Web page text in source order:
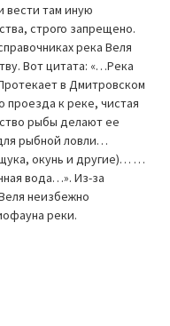
вести там иную
строго запрещено.
река Веля
Вот цитата: «…Река
в Дмитровском
проезда к реке, чистая
рыбы делают ее
рыбной ловли…
окунь и другие)… …
вода…». Из-за
неизбежно
реки.